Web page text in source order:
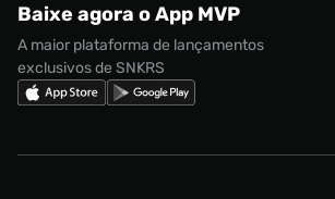
Nike Shox
Regulamento Cupom
Baixe agora o App MVP
A maior plataforma de lançamentos
exclusivos de SNKRS